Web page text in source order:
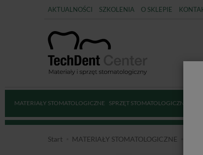
AKTUALNOŚCI SZKOLENIA O SKLEPIE
MATERIAŁY STOMATOLOGICZNE SPRZĘT STOMATOLOGICZNY
Start MATERIAŁY STOMATOLOGICZNE